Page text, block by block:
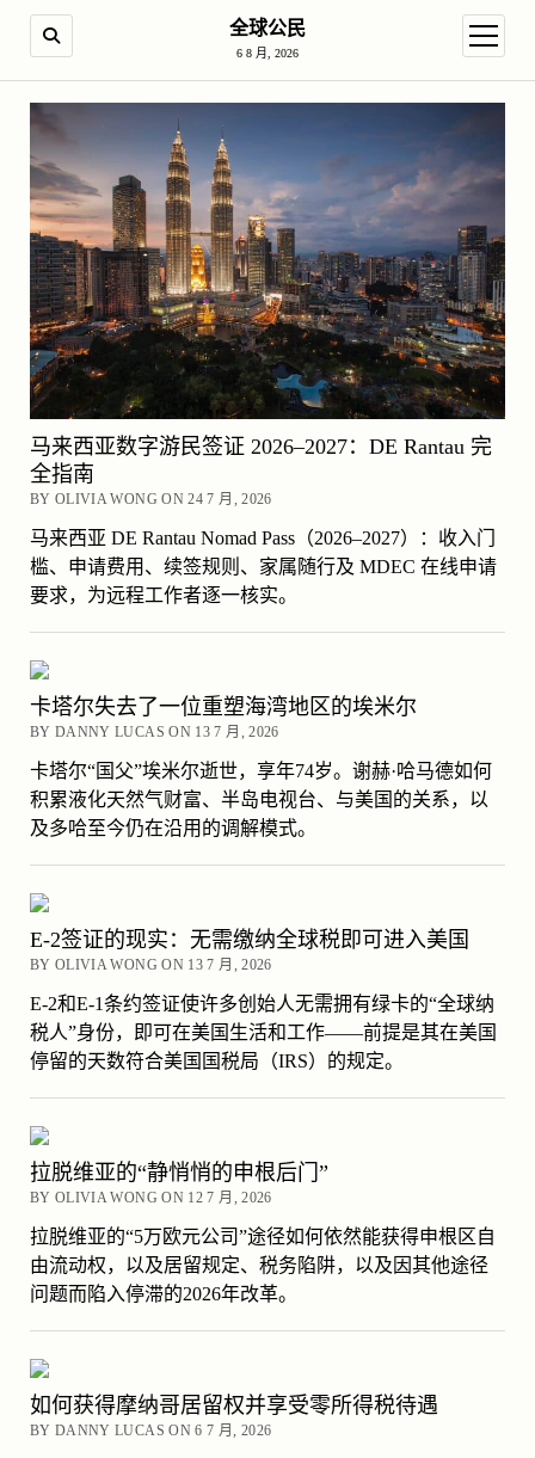
全球公民
6 8 月, 2026
open
马来西亚数字游民签证 2026–2027：DE Rantau 完
全指南
BY OLIVIA WONG ON 24 7 月, 2026
马来西亚 DE Rantau Nomad Pass（2026–2027）：收入门
槛、申请费用、续签规则、家属随行及 MDEC 在线申请
要求，为远程工作者逐一核实。
卡塔尔失去了一位重塑海湾地区的埃米尔
BY DANNY LUCAS ON 13 7 月, 2026
卡塔尔“国父”埃米尔逝世，享年74岁。谢赫·哈马德如何
积累液化天然气财富、半岛电视台、与美国的关系，以
及多哈至今仍在沿用的调解模式。
E-2签证的现实：无需缴纳全球税即可进入美国
BY OLIVIA WONG ON 13 7 月, 2026
E-2和E-1条约签证使许多创始人无需拥有绿卡的“全球纳
税人”身份，即可在美国生活和工作——前提是其在美国
停留的天数符合美国国税局（IRS）的规定。
拉脱维亚的“静悄悄的申根后门”
BY OLIVIA WONG ON 12 7 月, 2026
拉脱维亚的“5万欧元公司”途径如何依然能获得申根区自
由流动权，以及居留规定、税务陷阱，以及因其他途径
问题而陷入停滞的2026年改革。
如何获得摩纳哥居留权并享受零所得税待遇
BY DANNY LUCAS ON 6 7 月, 2026